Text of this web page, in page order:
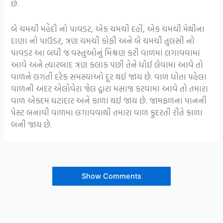
છે.
બે ચમચી મહેંદી નો પાવડર, એક ચમચી દહીં, એક ચમચી મેથીના
દાણા નો પાઉડર, ત્રણ ચમચી કોફી અને બે ચમચી તુલસી નો
પાવડર આ બધી જ વસ્તુઓનું મિશ્રણ કરી વાળમાં લગાવવામાં
આવે અને ત્યારબાદ ત્રણ કલાક પછી તેને ધોઈ લેવામાં આવે તો
વાળને લગતી દરેક સમસ્યાઓ દૂર થઈ જાય છે. વાળ ધોતા પહેલા
વાળની અંદર એલોવેરા જેલ દ્વારા મસાજ કરવામાં આવે તો તમારા
વાળ એકદમ ઘટાદાર અને કાળા થઈ જાય છે. જામફળના પાનની
પેસ્ટ બનાવી વાળમાં લગાવવાથી તમારા વાળ કુદરતી રીતે કાળા
બની જાય છે.
Show Comments